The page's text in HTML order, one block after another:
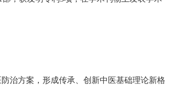
治方案，形成传承、创新中医基础理论新格